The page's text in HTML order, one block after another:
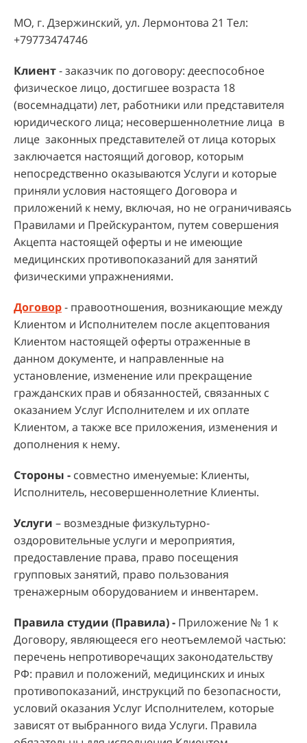
МО, г. Дзержинский, ул. Лермонтова 21 Тел:
+79773474746
Клиент- заказчик по договору: дееспособное
физическое лицо, достигшее возраста 18
(восемнадцати) лет, работники или представителя
юридического лица; несовершеннолетние лица в
лице законных представителей от лица которых
заключается настоящий договор, которым
непосредственно оказываются Услуги и которые
приняли условия настоящего Договора и
приложений к нему, включая, но не ограничиваясь
Правилами и Прейскурантом, путем совершения
Акцепта настоящей оферты и не имеющие
медицинских противопоказаний для занятий
физическими упражнениями.
Договор- правоотношения, возникающие между
Клиентом и Исполнителем после акцептования
Клиентом настоящей оферты отраженные в
данном документе, и направленные на
установление, изменение или прекращение
гражданских прав и обязанностей, связанных с
оказанием Услуг Исполнителем и их оплате
Клиентом, а также все приложения, изменения и
дополнения к нему.
Стороны - совместно именуемые: Клиенты,
Исполнитель, несовершеннолетние Клиенты.
Услуги – возмездные физкультурно-
оздоровительные услуги и мероприятия,
предоставление права, право посещения
групповых занятий, право пользования
тренажерным оборудованием и инвентарем.
Правила студии (Правила) - Приложение № 1 к
Договору, являющееся его неотъемлемой частью:
перечень непротиворечащих законодательству
РФ: правил и положений, медицинских и иных
противопоказаний, инструкций по безопасности,
условий оказания Услуг Исполнителем, которые
зависят от выбранного вида Услуги. Правила